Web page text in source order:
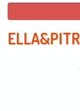
ELLA&PITR